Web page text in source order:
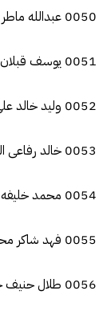
0050 عبدالله ماطر مثال العازمي
0051 يوسف قبلان سند العتيبي
0052 وليد خالد على الاذينه
0053 خالد رفاعى الدباغ العازمى
0054 محمد خليفه عبدالله المطيري
0055 فهد شاكر محمد الفهد
0056 طلال حنيف جابر الحنيف